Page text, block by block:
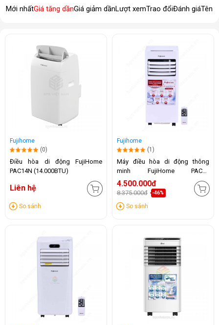
Mới nhấtGiá tăng dầnGiá giảm dầnLượt xemTrao đổiĐánh giáTên
Fujihome
(0)
Điều hòa di động FujiHome
PAC14N (14.000BTU)
Liên hệ
So sánh
Fujihome
(1)
Máy điều hòa di động thông
minh FujiHome PAC07
(7000BTU)
4.500.000đ
8.375.000đ -46%
So sánh